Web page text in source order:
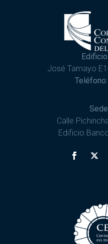
José Tamayo
Teléfono:
Calle
Edificio